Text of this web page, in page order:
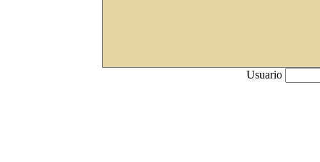
Usuario